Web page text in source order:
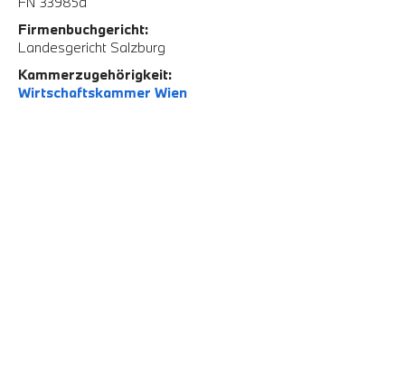
Firmenbuchgericht:
Landesgericht Salzburg
Kammerzugehörigkeit:
Wirtschaftskammer Wien